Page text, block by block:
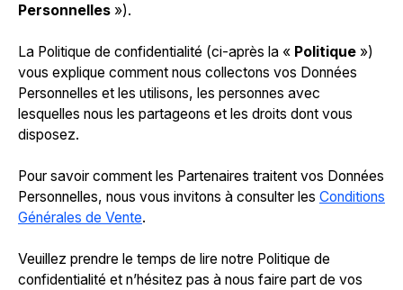
Personnelles »).
La Politique de confidentialité (ci-après la « Politique »)
vous explique comment nous collectons vos Données
Personnelles et les utilisons, les personnes avec
lesquelles nous les partageons et les droits dont vous
disposez.
Pour savoir comment les Partenaires traitent vos Données
Personnelles, nous vous invitons à consulter les Conditions
Générales de Vente.
Veuillez prendre le temps de lire notre Politique de
confidentialité et n’hésitez pas à nous faire part de vos